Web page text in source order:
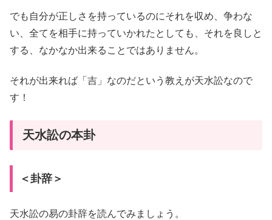
でも自分が正しさを持っているのにそれを収め、争わな
い、全てを相手に持っていかれたとしても、それを良しと
する、なかなか出来ることではありません。
それが出来れば「吉」なのだという教えが天水訟なので
す！
天水訟の本卦
＜卦辞＞
天水訟の易の卦辞を読んでみましょう。